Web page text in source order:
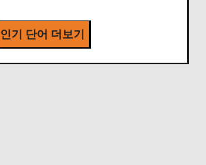
인기 단어 더보기